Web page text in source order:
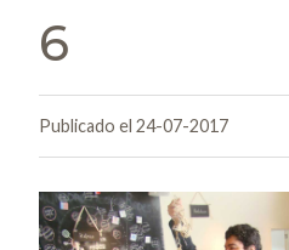
6
Publicado el 24-07-2017